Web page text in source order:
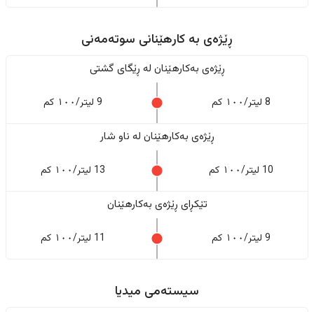
ڕێژەى به کارهێنانی سوتەمەنی
ڕێژەى بەکارهێنان له ڕێگای گشتی
8 لیتر/١٠٠ کم 9 لیتر/١٠٠ کم
ڕێژەى بەکارهێنان له ناو شار
10 لیتر/١٠٠ کم 13 لیتر/١٠٠ کم
تێکڕای ڕێژەى بەکارهێنان
9 لیتر/١٠٠ کم 11 لیتر/١٠٠ کم
سیستەمی میدیا